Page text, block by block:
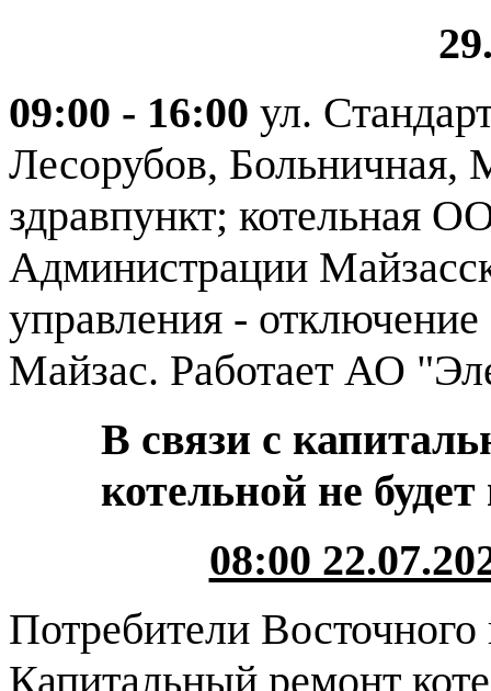
09:00 - 16:00 ул.
Лесорубов, Больничная,
здравпункт; котельная
Администрации
управления -
Майзас. Работает АО
В связи с
котельной не
08:00
Потребители
Капитальный ремонт